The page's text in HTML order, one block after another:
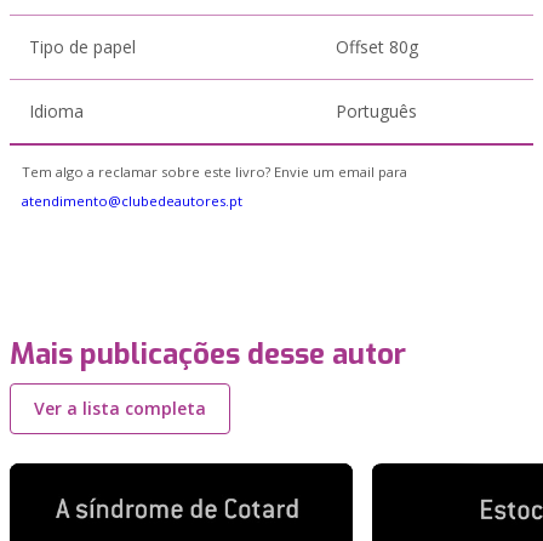
Tipo de papel Offset 80g
Idioma Português
Tem algo a reclamar sobre este livro? Envie um email para
atendimento@clubedeautores.pt
Mais publicações desse autor
Ver a lista completa